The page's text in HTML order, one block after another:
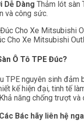
Dễ Dàng Thảm lót sàn
và công sức.
Cho Xe Mitsubishi
Ô Tô TPE Đúc?
TPE nguyên sinh
kế hiện đại, tinh tế
năng chống trượt
Bác hãy liên hệ